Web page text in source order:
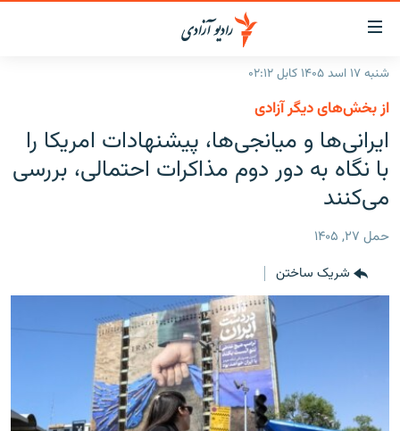
لینک‌های
قابل
دسترسی
به
متن
اصلی
بازگشت
منوی
اصلی
صفحه
گزارش‌ها
افغانستان
منطقه
خبرها
افغانستان
جدول نشرات
مجموعه تصویری
تماس
شنبه ۱۷ اسد ۱۴۰۵ کابل ۰۲:۱۲
از بخش‌های دیگر آزادی
ایرانی‌ها و میانجی‌ها، پیشنهادات امریکا را
با نگاه به دور دوم مذاکرات احتمالی، بررسی
می‌کنند
حمل ۲۷, ۱۴۰۵
شریک ساختن